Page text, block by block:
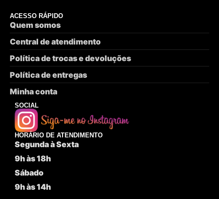
ACESSO RÁPIDO
Quem somos
Central de atendimento
Política de trocas e devoluções
Política de entregas
Minha conta
SOCIAL
HORÁRIO DE ATENDIMENTO
Segunda à Sexta
9h às 18h
Sábado
9h às 14h